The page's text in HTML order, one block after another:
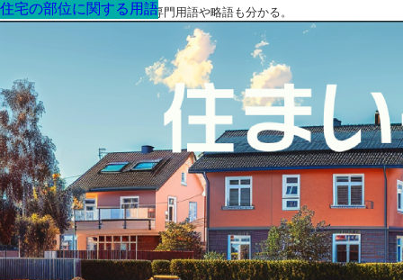
最高の家を作るための知識！専門用語や略語も分かる。
住宅の部位に関する用語
住宅の部位に関する用語
住宅の部位に関する用語
住宅の部位に関する用語
住宅の部位に関する用語
住宅の部位に関する用語
住宅の部位に関する用語